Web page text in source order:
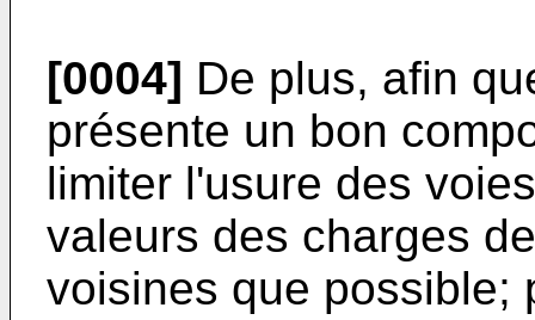
[0004] De plus, afin
présente un bon
limiter l'usure des
valeurs des charges
voisines que possible;